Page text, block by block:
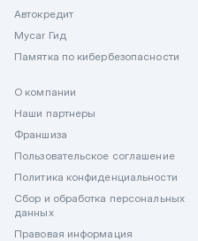
Автокредит
Mycar Гид
Памятка по кибербезопасности
О компании
Наши партнеры
Франшиза
Пользовательское соглашение
Политика конфиденциальности
Сбор и обработка персональных
данных
Правовая информация